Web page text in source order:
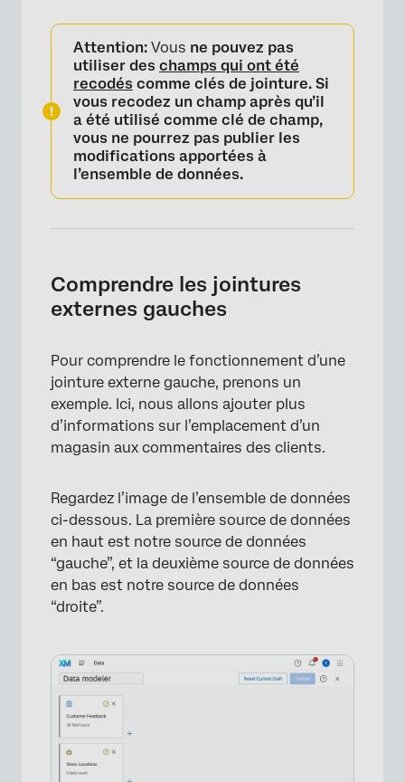
Attention: Vous ne pouvez pas
utiliser des champs qui ont été
recodés comme clés de jointure. Si
vous recodez un champ après qu’il
a été utilisé comme clé de champ,
vous ne pourrez pas publier les
modifications apportées à
l’ensemble de données.
Comprendre les jointures
externes gauches
Pour comprendre le fonctionnement d’une
jointure externe gauche, prenons un
exemple. Ici, nous allons ajouter plus
d’informations sur l’emplacement d’un
magasin aux commentaires des clients.
Regardez l’image de l’ensemble de données
ci-dessous. La première source de données
en haut est notre source de données
“gauche”, et la deuxième source de données
en bas est notre source de données
“droite”.